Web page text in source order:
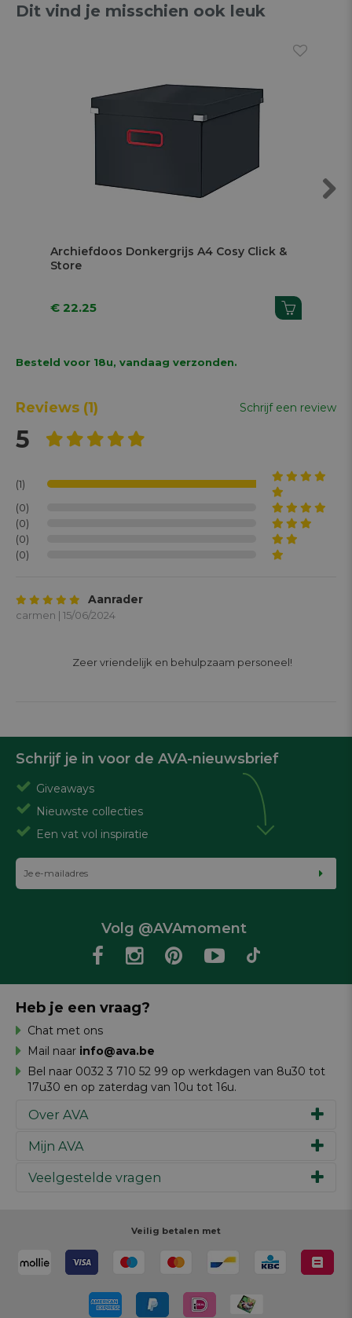
Dit vind je misschien ook leuk
Archiefdoos Donkergrijs A4 Cosy Click &
Store
€ 22.25
Besteld voor 18u, vandaag verzonden.
Reviews (1) Schrijf een review
5
(1)
(0)
(0)
(0)
(0)
Aanrader
carmen | 15/06/2024
Schrijf je in voor de AVA-nieuwsbrief
Giveaways
Nieuwste collecties
Een vat vol inspiratie
Volg @AVAmoment
Over AVA
Ons verhaal
Werken bij AVA
Mijn AVA
Inspiratie
Review schrijven
Veelgestelde vragen
Je retour
Terugroepacties
Heb je een vraag?
Chat met ons
Mail naar info@ava.be
Bel naar 0032 3 710 52 99 op werkdagen van 8u30 tot
17u30 en op zaterdag van 10u tot 16u.
Veilig betalen met